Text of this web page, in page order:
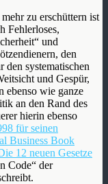
zu erschüttern ist
Fehlerloses,
und
den
den systematischen
und Gespür,
ebenso wie ganze
an den Rand des
hierin ebenso
für seinen
Business Book
12 neuen Gesetze
Code“ der